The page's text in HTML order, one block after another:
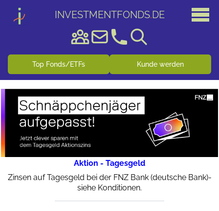
INVESTMENTFONDS.DE
Top Fonds/ETFs Kunde werden
Aktion - Tagesgeld
Zinsen auf Tagesgeld bei der FNZ Bank (deutsche Bank)-
siehe Konditionen.